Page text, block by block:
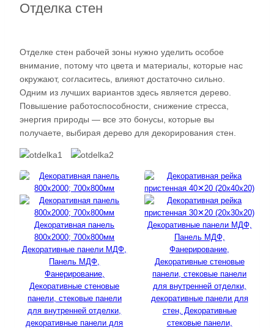
Отделка стен
Отделке стен рабочей зоны нужно уделить особое
внимание, потому что цвета и материалы, которые нас
окружают, согласитесь, влияют достаточно сильно.
Одним из лучших вариантов здесь является дерево.
Повышение работоспособности, снижение стресса,
энергия природы — все это бонусы, которые вы
получаете, выбирая дерево для декорирования стен.